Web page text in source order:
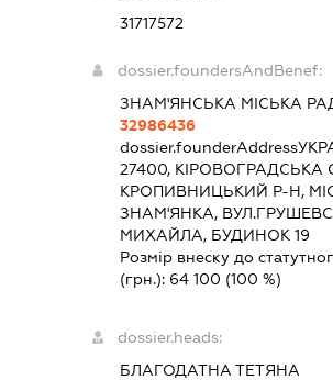
31717572
dossier.foundersAndBenef:
ЗНАМ'ЯНСЬКА МІСЬКА
32986436
dossier.founderAddress
27400, КІРОВОГРАДСЬКА
КРОПИВНИЦЬКИЙ Р-Н,
ЗНАМ'ЯНКА,
МИХАЙЛА, БУДИНОК 19
Розмір внеску до
(грн.): 64 100 (100 %)
dossier.heads:
БЛАГОДАТНА ТЕТЯНА